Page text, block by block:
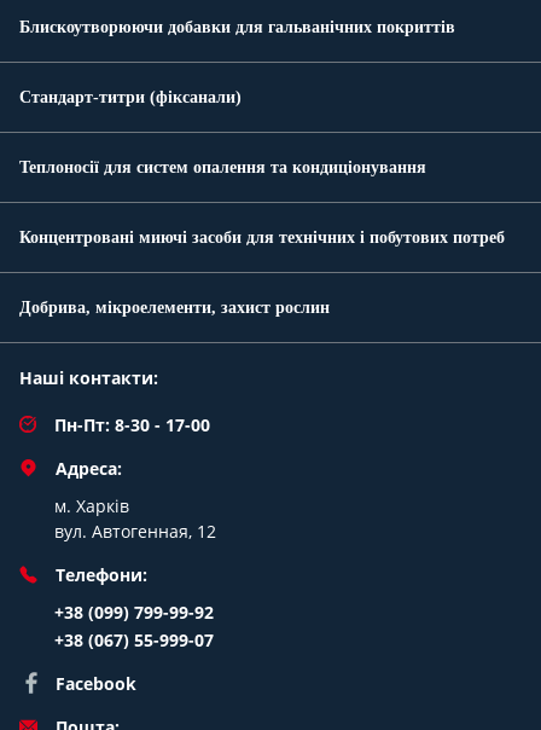
Блискоутворюючи добавки для гальванічних покриттів
Стандарт-титри (фіксанали)
Теплоносії для систем опалення та кондиціонування
Концентровані миючі засоби для технічних і побутових потреб
Добрива, мікроелементи, захист рослин
Наші контакти:
Пн-Пт: 8-30 - 17-00
Адреса:
м. Харків
вул. Автогенная, 12
Телефони:
+38 (099) 799-99-92
+38 (067) 55-999-07
Facebook